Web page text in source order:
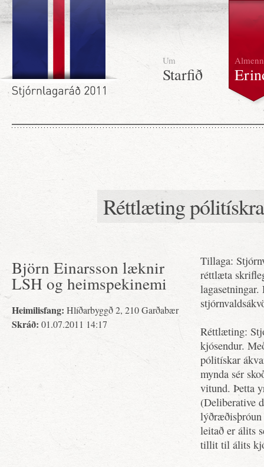
Um
Starfið
Almenn
Réttlæting
Björn Einarsson læknir
LSH og heimspekinemi
Heimilisfang: Hlíðarbyggð 2, 210 Garðabær
Skráð: 01.07.2011 14:17
Tillaga:
réttlæta
Réttlæting:
kjósendur.
pólitískar
mynda sér
vitund. Þetta
(Deliberative
lýðræðisþróun
leitað er álits
tillit til álits